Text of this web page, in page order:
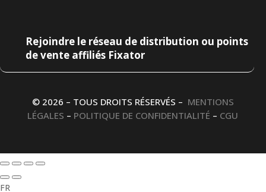
Rejoindre le réseau de distribution ou points
de vente affiliés Fixator
© 2026 – TOUS DROITS RÉSERVÉS – MENTIONS
LÉGALES – POLITIQUE DE CONFIDENTIALITÉ – CGU
FR